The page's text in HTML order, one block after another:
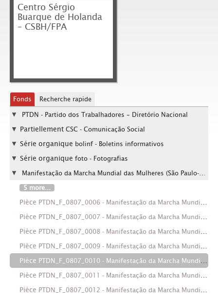
Centro Sérgio
Buarque de Holanda
– CSBH/FPA
Fonds Recherche rapide
PTDN - Partido dos Trabalhadores – Diretório Nacional
Partiellement CSC - Comunicação Social
Série organique bolinf - Boletins informativos
Série organique foto - Fotografias
Manifestação da Marcha Mundial das Mulheres (São Paulo-SP, 8 mar. 2003).
5 more...
Pièce PTDN_F_0807_0006 - Manifestação da Marcha Mundial das Mulheres (São Paulo-SP, 8 mar. 2003). / Crédito: César Ogata
Pièce PTDN_F_0807_0007 - Manifestação da Marcha Mundial das Mulheres (São Paulo-SP, 8 mar. 2003). / Crédito: César Ogata
Pièce PTDN_F_0807_0008 - Manifestação da Marcha Mundial das Mulheres (São Paulo-SP, 8 mar. 2003). / Crédito: César Ogata
Pièce PTDN_F_0807_0009 - Manifestação da Marcha Mundial das Mulheres (São Paulo-SP, 8 mar. 2003). / Crédito: César Ogata
Pièce PTDN_F_0807_0010 - Manifestação da Marcha Mundial das Mulheres (São Paulo-SP, 8 mar. 2003). / Crédito: César Ogata
Pièce PTDN_F_0807_0011 - Manifestação da Marcha Mundial das Mulheres (São Paulo-SP, 8 mar. 2003). / Crédito: César Ogata
Pièce PTDN_F_0807_0012 - Manifestação da Marcha Mundial das Mulheres (São Paulo-SP, 8 mar. 2003). / Crédito: César Ogata